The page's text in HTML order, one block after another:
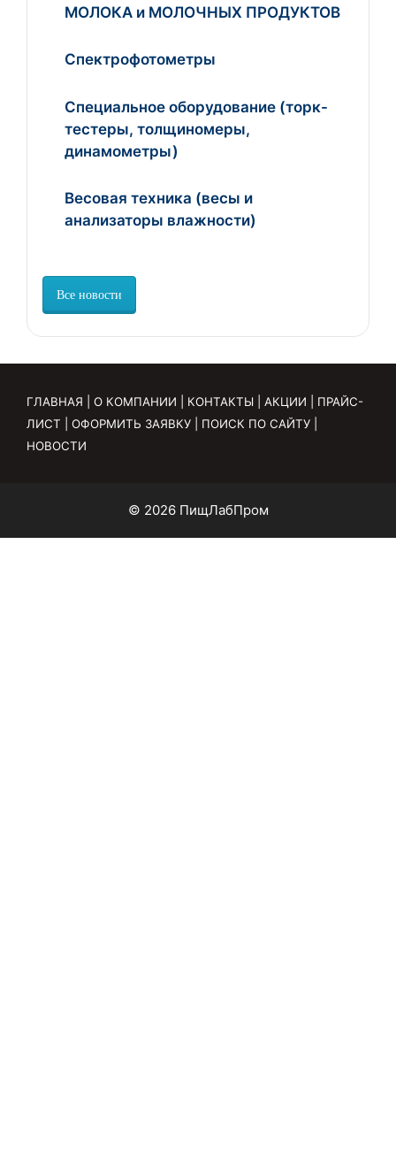
МОЛОКА и МОЛОЧНЫХ ПРОДУКТОВ
Спектрофотометры
Специальное оборудование (торк-
тестеры, толщиномеры,
динамометры)
Весовая техника (весы и
анализаторы влажности)
Все новости
ГЛАВНАЯ О КОМПАНИИ КОНТАКТЫ АКЦИИ
ПРАЙС-
ЛИСТ
ОФОРМИТЬ ЗАЯВКУ ПОИСК ПО САЙТУ
НОВОСТИ
© 2026 ПищЛабПром